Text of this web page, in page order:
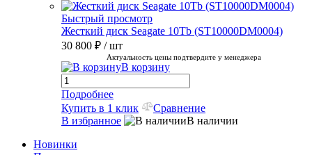
Быстрый просмотр
Жесткий диск Seagate 10Tb (ST10000DM0004)
30 800 ₽ / шт
Актуальность цены подтвердите у менеджера
В корзину
Подробнее
Купить в 1 клик
Сравнение
В избранное
В наличии
Новинки